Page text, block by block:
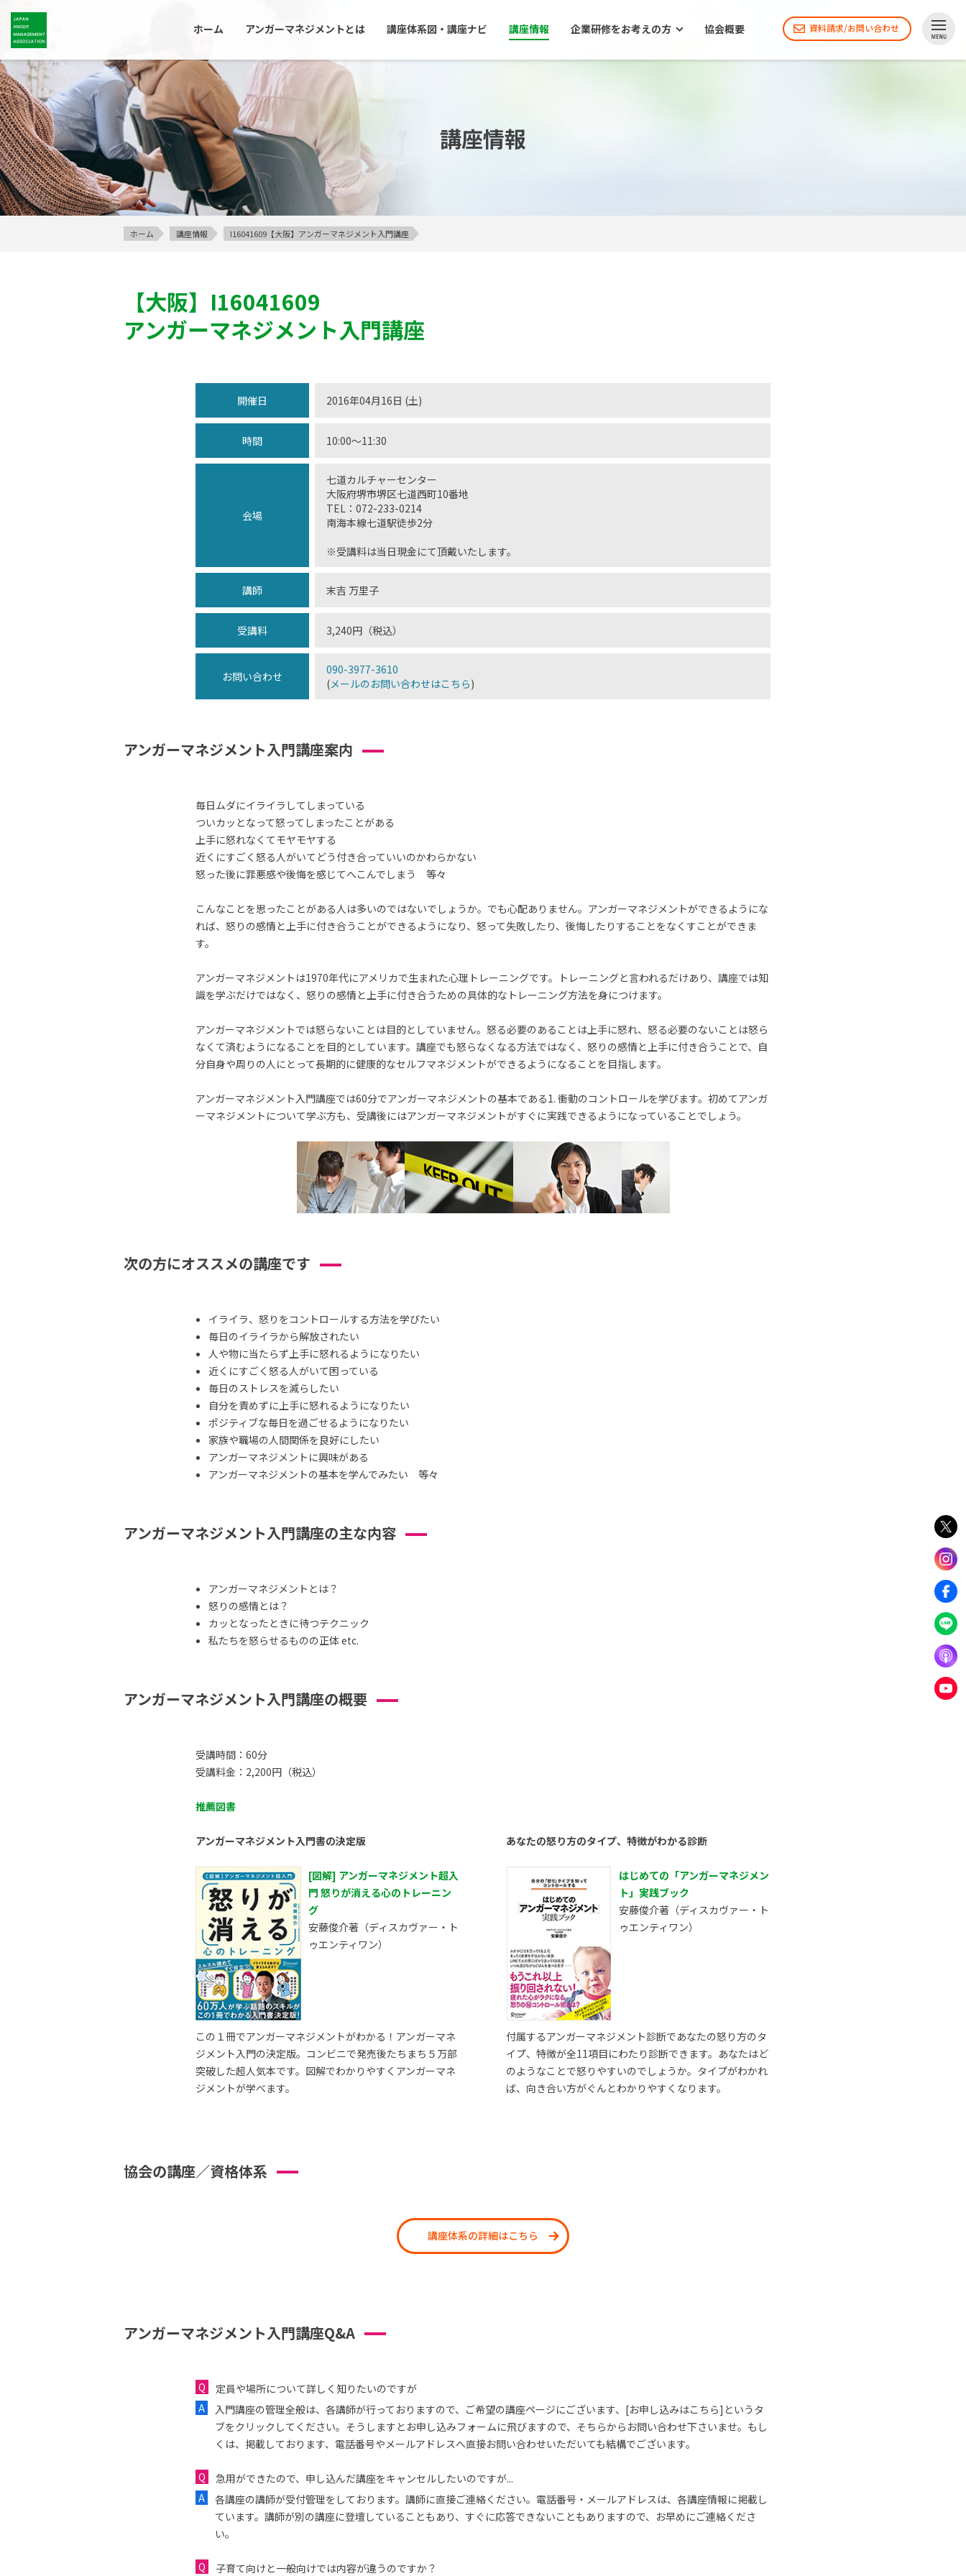
ホーム アンガーマネジメントとは 講座体系図・講座ナビ 講座情報 企業研修をお考えの方 協会概要 資料請求/お問い合わせ
講座情報
ホーム 講座情報 I16041609【大阪】アンガーマネジメント入門講座
【大阪】 I16041609
アンガーマネジメント入門講座
開催日 2016年04月16日 (土)
時間 10:00～11:30
会場
七道カルチャーセンター
大阪府堺市堺区七道西町10番地
TEL：072-233-0214
南海本線七道駅徒歩2分
※受講料は当日現金にて頂戴いたします。
講師 末吉 万里子
受講料 3,240円（税込）
お問い合わせ
090-3977-3610
(メールのお問い合わせはこちら)
アンガーマネジメント入門講座案内
毎日ムダにイライラしてしまっている
ついカッとなって怒ってしまったことがある
上手に怒れなくてモヤモヤする
近くにすごく怒る人がいてどう付き合っていいのかわらかない
怒った後に罪悪感や後悔を感じてへこんでしまう 等々
こんなことを思ったことがある人は多いのではないでしょうか。でも心配ありません。アンガーマネジメントができるようにな
れば、怒りの感情と上手に付き合うことができるようになり、怒って失敗したり、後悔したりすることをなくすことができま
す。
アンガーマネジメントは1970年代にアメリカで生まれた心理トレーニングです。トレーニングと言われるだけあり、講座では知
識を学ぶだけではなく、怒りの感情と上手に付き合うための具体的なトレーニング方法を身につけます。
アンガーマネジメントでは怒らないことは目的としていません。怒る必要のあることは上手に怒れ、怒る必要のないことは怒ら
なくて済むようになることを目的としています。講座でも怒らなくなる方法ではなく、怒りの感情と上手に付き合うことで、自
分自身や周りの人にとって長期的に健康的なセルフマネジメントができるようになることを目指します。
アンガーマネジメント入門講座では60分でアンガーマネジメントの基本である1. 衝動のコントロールを学びます。初めてアンガ
ーマネジメントについて学ぶ方も、受講後にはアンガーマネジメントがすぐに実践できるようになっていることでしょう。
次の方にオススメの講座です
イライラ、怒りをコントロールする方法を学びたい
毎日のイライラから解放されたい
人や物に当たらず上手に怒れるようになりたい
近くにすごく怒る人がいて困っている
毎日のストレスを減らしたい
自分を責めずに上手に怒れるようになりたい
ポジティブな毎日を過ごせるようになりたい
家族や職場の人間関係を良好にしたい
アンガーマネジメントに興味がある
アンガーマネジメントの基本を学んでみたい 等々
アンガーマネジメント入門講座の主な内容
アンガーマネジメントとは？
怒りの感情とは？
カッとなったときに待つテクニック
私たちを怒らせるものの正体 etc.
アンガーマネジメント入門講座の概要
受講時間：60分
受講料金：2,200円（税込）
推薦図書
アンガーマネジメント入門書の決定版
[図解] アンガーマネジメント超入
門 怒りが消える心のトレーニン
グ
安藤俊介著（ディスカヴァー・ト
ゥエンティワン）
この１冊でアンガーマネジメントがわかる！アンガーマネ
ジメント入門の決定版。コンビニで発売後たちまち５万部
突破した超人気本です。図解でわかりやすくアンガーマネ
ジメントが学べます。
あなたの怒り方のタイプ、特徴がわかる診断
はじめての「アンガーマネジメン
ト」実践ブック
安藤俊介著（ディスカヴァー・ト
ゥエンティワン）
付属するアンガーマネジメント診断であなたの怒り方のタ
イプ、特徴が全11項目にわたり診断できます。あなたはど
のようなことで怒りやすいのでしょうか。タイプがわかれ
ば、向き合い方がぐんとわかりやすくなります。
協会の講座／資格体系
講座体系の詳細はこちら
アンガーマネジメント入門講座Q&A
定員や場所について詳しく知りたいのですが
入門講座の管理全般は、各講師が行っておりますので、ご希望の講座ページにございます、[お申し込みはこちら]というタ
ブをクリックしてください。そうしますとお申し込みフォームに飛びますので、そちらからお問い合わせ下さいませ。もし
くは、掲載しております、電話番号やメールアドレスへ直接お問い合わせいただいても結構でございます。
急用ができたので、申し込んだ講座をキャンセルしたいのですが...
各講座の講師が受付管理をしております。講師に直接ご連絡ください。電話番号・メールアドレスは、各講座情報に掲載し
ています。講師が別の講座に登壇していることもあり、すぐに応答できないこともありますので、お早めにご連絡くださ
い。
子育て向けと一般向けでは内容が違うのですか？